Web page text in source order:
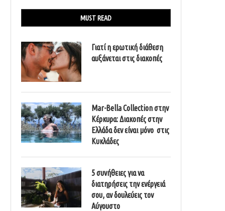
MUST READ
Γιατί η ερωτική διάθεση
αυξάνεται στις διακοπές
Mar-Bella Collection στην
Κέρκυρα: Διακοπές στην
Ελλάδα δεν είναι μόνο στις
Κυκλάδες
5 συνήθειες για να
διατηρήσεις την ενέργειά
σου, αν δουλεύεις τον
Αύγουστο